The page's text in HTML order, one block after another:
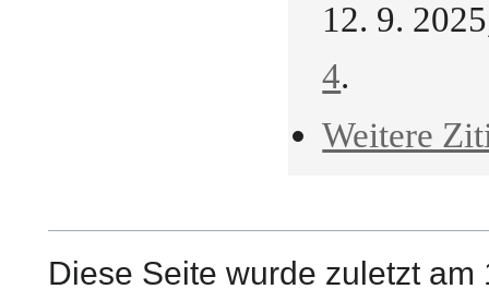
12. 9.
4.
Weitere
Diese Seite wurde zuletzt